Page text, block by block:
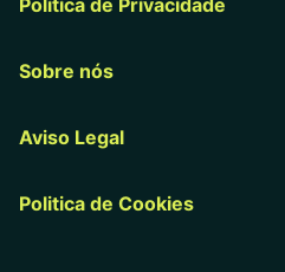
Sobre nós
Aviso Legal
Politica de Cookies